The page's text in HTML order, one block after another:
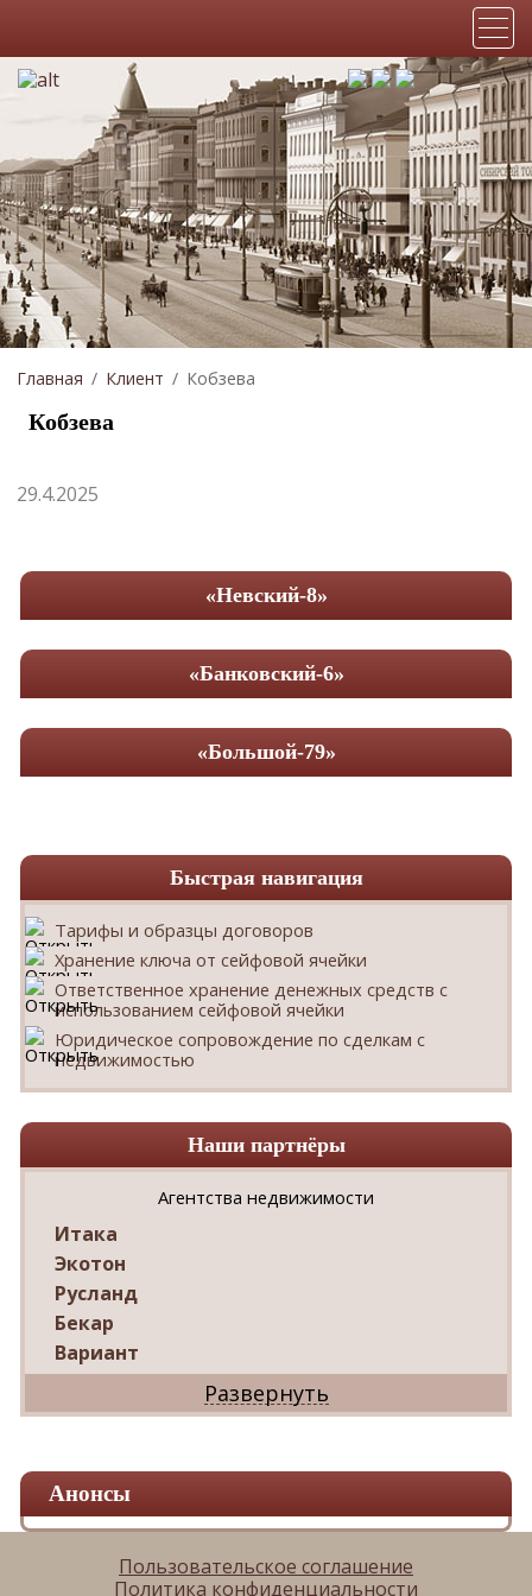
«Невский-8»
«Банковский-6»
«Большой-79»
Главная Клиент Кобзева
Кобзева
29.4.2025
Быстрая навигация
Тарифы и образцы договоров
Хранение ключа от сейфовой ячейки
Ответственное хранение денежных средств с
использованием сейфовой ячейки
Юридическое сопровождение по сделкам с
недвижимостью
Наши партнёры
Агентства недвижимости
Итака
Экотон
Русланд
Бекар
Вариант
Дриада
Реал
Ваш Дом
Александр
Мир квартир
Панорама
Анонсы
Пользовательское соглашение
Политика конфиденциальности